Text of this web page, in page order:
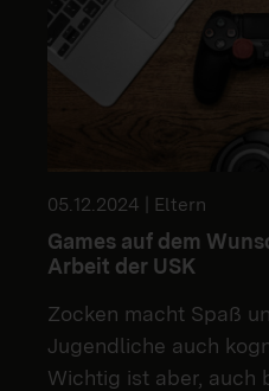
05.12.2024 | Eltern
Games auf dem
Arbeit der USK
Zocken macht Spaß
Jugendliche auch
Wichtig ist aber, auch